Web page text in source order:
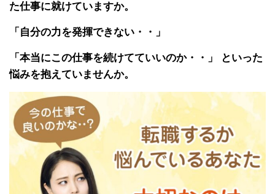
た仕事に就けていますか。
「自分の力を発揮できない・・」
「本当にこの仕事を続けてていいのか・・」 といった
悩みを抱えていませんか。